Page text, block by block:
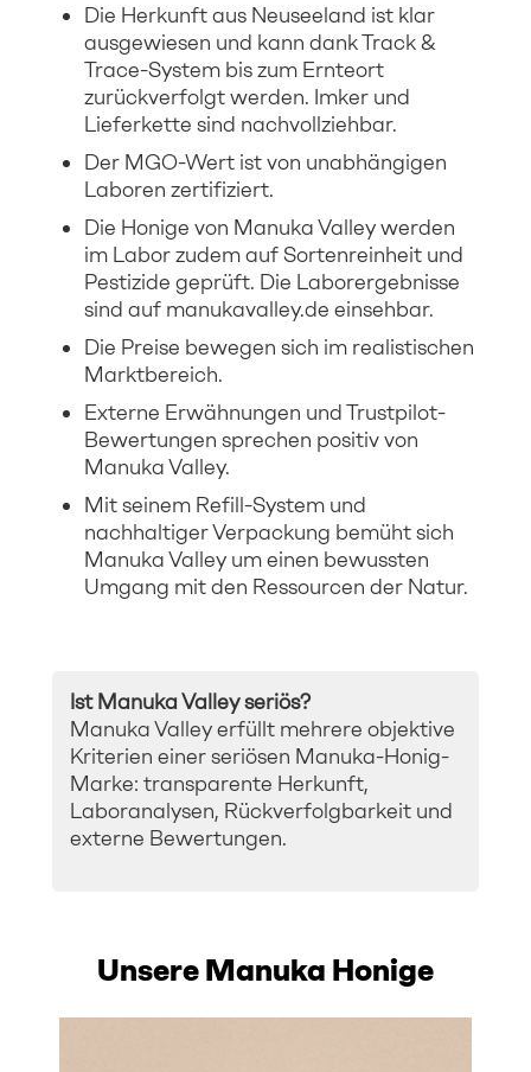
Die Herkunft aus Neuseeland ist klar
ausgewiesen und kann dank Track &
Trace-System bis zum Ernteort
zurückverfolgt werden. Imker und
Lieferkette sind nachvollziehbar.
Der MGO-Wert ist von unabhängigen
Laboren zertifiziert.
Die Honige von Manuka Valley werden
im Labor zudem auf Sortenreinheit und
Pestizide geprüft. Die Laborergebnisse
sind auf manukavalley.de einsehbar.
Die Preise bewegen sich im realistischen
Marktbereich.
Externe Erwähnungen und Trustpilot-
Bewertungen sprechen positiv von
Manuka Valley.
Mit seinem Refill-System und
nachhaltiger Verpackung bemüht sich
Manuka Valley um einen bewussten
Umgang mit den Ressourcen der Natur.
Ist Manuka Valley seriös?
Manuka Valley erfüllt mehrere objektive
Kriterien einer seriösen Manuka-Honig-
Marke: transparente Herkunft,
Laboranalysen, Rückverfolgbarkeit und
externe Bewertungen.
Unsere Manuka Honige